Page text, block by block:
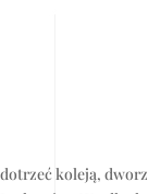
koleją,